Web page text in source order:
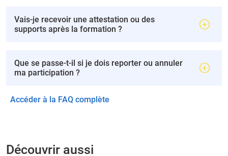
Vais-je recevoir une attestation ou des
supports après la formation ?
Que se passe-t-il si je dois reporter ou annuler
ma participation ?
Accéder à la FAQ complète
Découvrir aussi